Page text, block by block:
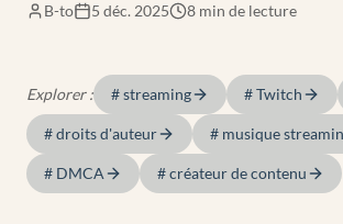
B-to 5 déc. 2025 8 min de lecture
Explorer : #streaming #Twitch
#droits d'auteur # musique
# DMCA #créateur de contenu